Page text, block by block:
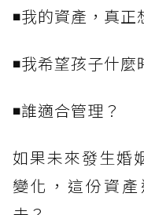
◾我的資產，真
◾我希望孩子什麼
◾誰適合管理？
如果未來發生婚
變化，這份資